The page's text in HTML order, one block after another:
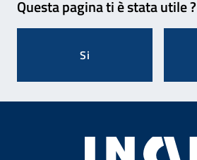
Questa pagina ti è stata utile ?
Si